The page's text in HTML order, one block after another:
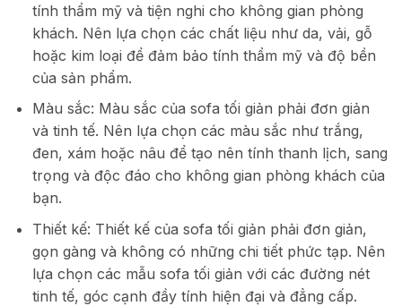
tính thẩm mỹ và tiện nghi cho không gian phòng
khách. Nên lựa chọn các chất liệu như da, vải, gỗ
hoặc kim loại để đảm bảo tính thẩm mỹ và độ bền
của sản phẩm.
Màu sắc: Màu sắc của sofa tối giản phải đơn giản
và tinh tế. Nên lựa chọn các màu sắc như trắng,
đen, xám hoặc nâu để tạo nên tính thanh lịch, sang
trọng và độc đáo cho không gian phòng khách của
bạn.
Thiết kế: Thiết kế của sofa tối giản phải đơn giản,
gọn gàng và không có những chi tiết phức tạp. Nên
lựa chọn các mẫu sofa tối giản với các đường nét
tinh tế, góc cạnh đầy tính hiện đại và đẳng cấp.